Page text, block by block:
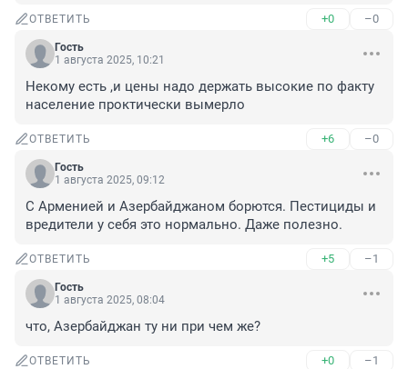
ОТВЕТИТЬ +0 –0
Гость
1 августа 2025, 10:21
Некому есть ,и цены надо держать высокие по факту
население проктически вымерло
ОТВЕТИТЬ +6 –0
Гость
1 августа 2025, 09:12
С Арменией и Азербайджаном борются. Пестициды и
вредители у себя это нормально. Даже полезно.
ОТВЕТИТЬ +5 –1
Гость
1 августа 2025, 08:04
что, Азербайджан ту ни при чем же?
ОТВЕТИТЬ +0 –1